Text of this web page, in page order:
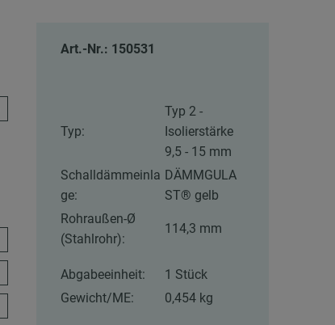
Art.-Nr.: 150531
Typ:
Typ 2 -
Isolierstärke
9,5 - 15 mm
Schalldämmeinla
ge:
DÄMMGULA
ST® gelb
Rohraußen-Ø
(Stahlrohr):
114,3 mm
Abgabeeinheit:
1 Stück
Gewicht/ME:
0,454 kg